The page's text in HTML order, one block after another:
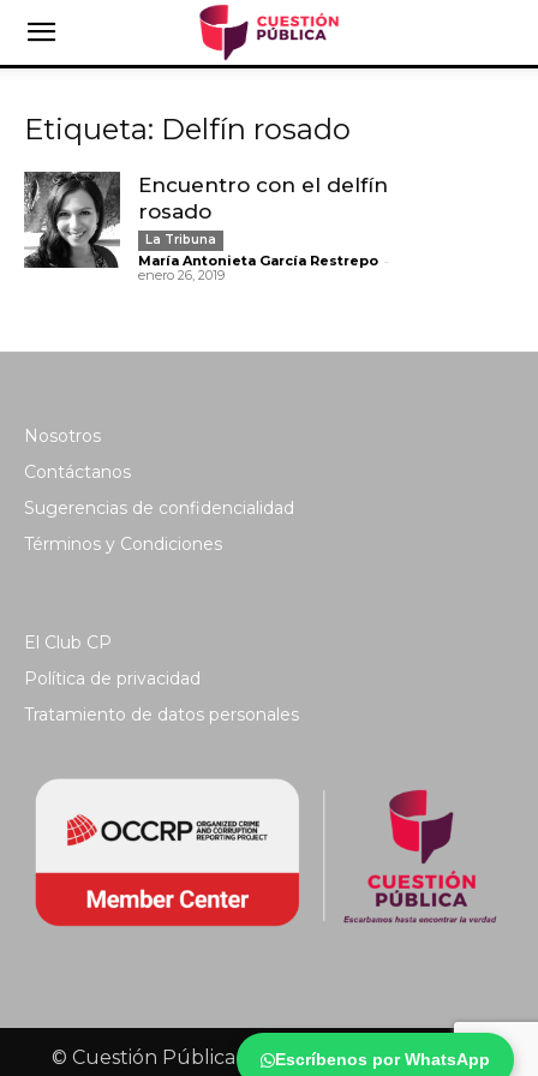
Escríbenos por WhatsApp
Etiqueta: Delfín rosado
Encuentro con el delfín
rosado
La Tribuna
María Antonieta García Restrepo -
enero 26, 2019
Nosotros
Contáctanos
Sugerencias de confidencialidad
Términos y Condiciones
El Club CP
Política de privacidad
Tratamiento de datos personales
© Cuestión Pública 2018 - Todos los derechos